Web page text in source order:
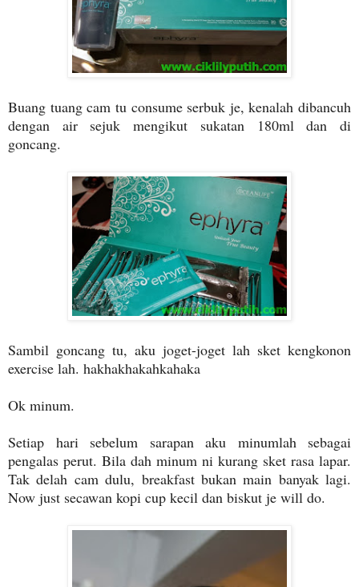
Buang tuang cam tu consume serbuk je, kenalah dibancuh
dengan air sejuk mengikut sukatan 180ml dan di
goncang.
Sambil goncang tu, aku joget-joget lah sket kengkonon
exercise lah. hakhakhakahkahaka
Ok minum.
Setiap hari sebelum sarapan aku minumlah sebagai
pengalas perut. Bila dah minum ni kurang sket rasa lapar.
Tak delah cam dulu, breakfast bukan main banyak lagi.
Now just secawan kopi cup kecil dan biskut je will do.